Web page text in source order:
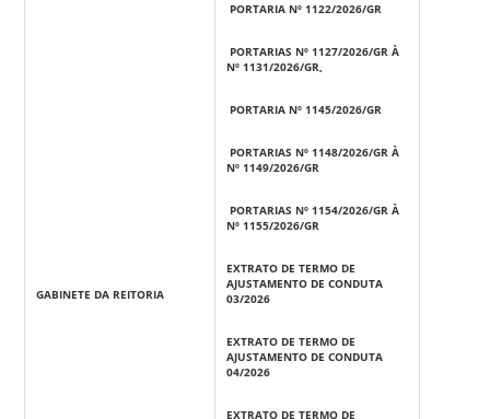
GABINETE DA REITORIA
PORTARIA Nº 1122/2026/GR
PORTARIAS Nº 1127/2026/GR À
Nº 1131/2026/GR,
PORTARIA Nº 1145/2026/GR
PORTARIAS Nº 1148/2026/GR À
Nº 1149/2026/GR
PORTARIAS Nº 1154/2026/GR À
Nº 1155/2026/GR
EXTRATO DE TERMO DE
AJUSTAMENTO DE CONDUTA
03/2026
EXTRATO DE TERMO DE
AJUSTAMENTO DE CONDUTA
04/2026
EXTRATO DE TERMO DE